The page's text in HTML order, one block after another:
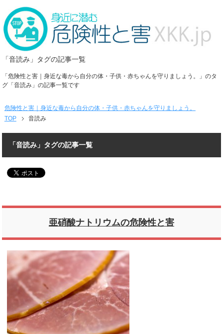
「音読み」タグの記事一覧
「危険性と害｜身近な毒から自分の体・子供・赤ちゃんを守りましょう。」のタ
グ「音読み」の記事一覧です
危険性と害｜身近な毒から自分の体・子供・赤ちゃんを守りましょう。
TOP
音読み
「音読み」タグの記事一覧
亜硝酸ナトリウムの危険性と害